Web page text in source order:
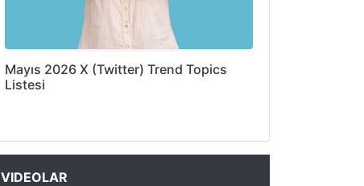
Mayıs 2026 X (Twitter) Trend Topics
Listesi
VIDEOLAR